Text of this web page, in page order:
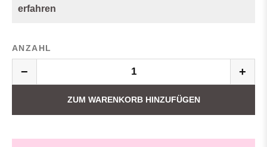
erfahren
ANZAHL
− +
ZUM WARENKORB HINZUFÜGEN